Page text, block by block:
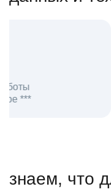
средняя оценка
знаем, что